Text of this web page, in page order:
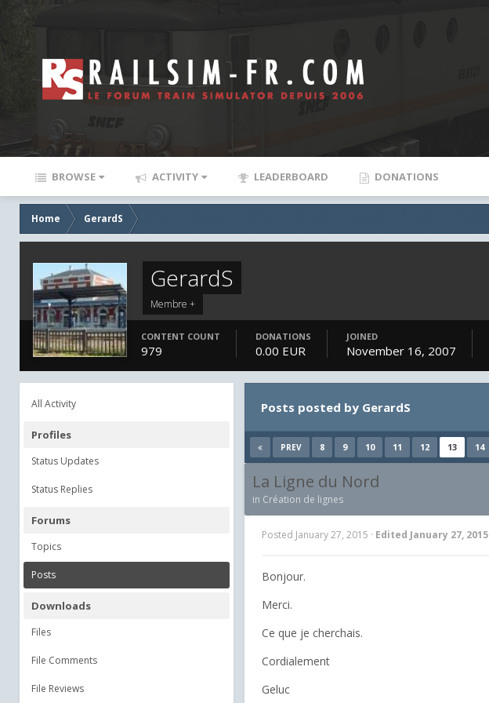
BROWSE ACTIVITY LEADERBOARD DONATIONS
Home GerardS
GerardS
Membre +
CONTENT COUNT
979
DONATIONS
0.00 EUR
JOINED
November 16, 2007
All Activity
Profiles
Status Updates
Status Replies
Forums
Topics
Posts
Downloads
Files
File Comments
File Reviews
Posts posted by GerardS
PREV 8 9 10 11 12 13 14
La Ligne du Nord
in Création de lignes
Posted January 27, 2015 · Edited January 27, 2015
Bonjour.
Merci.
Ce que je cherchais.
Cordialement
Geluc